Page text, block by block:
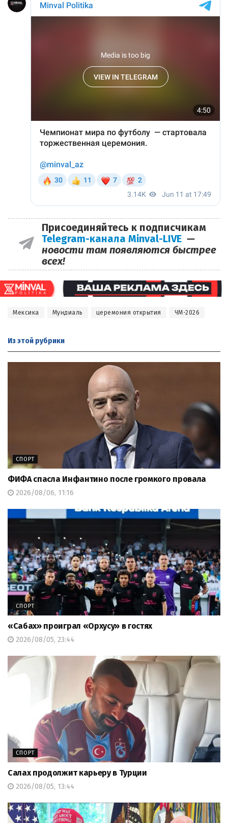
Присоединяйтесь к подписчикам
Telegram-канала Minval-LIVE —
новости там появляются быстрее
всех!
Мексика Мундиаль церемония открытия ЧМ-2026
Из этой рубрики
СПОРТ
ФИФА спасла Инфантино после громкого провала
2026/08/06, 11:16
СПОРТ
«Сабах» проиграл «Орхусу» в гостях
2026/08/05, 23:44
СПОРТ
Салах продолжит карьеру в Турции
2026/08/05, 13:44